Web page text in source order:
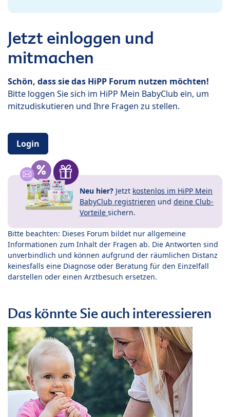
Jetzt einloggen und
mitmachen
Schön, dass sie das HiPP Forum nutzen möchten!
Bitte loggen Sie sich im HiPP Mein BabyClub ein, um
mitzudiskutieren und Ihre Fragen zu stellen.
Login
Neu hier? Jetzt kostenlos im HiPP Mein
BabyClub registrieren und deine Club-
Vorteile sichern.
Bitte beachten: Dieses Forum bildet nur allgemeine
Informationen zum Inhalt der Fragen ab. Die Antworten sind
unverbindlich und können aufgrund der räumlichen Distanz
keinesfalls eine Diagnose oder Beratung für den Einzelfall
darstellen oder einen Arztbesuch ersetzen.
Das könnte Sie auch interessieren